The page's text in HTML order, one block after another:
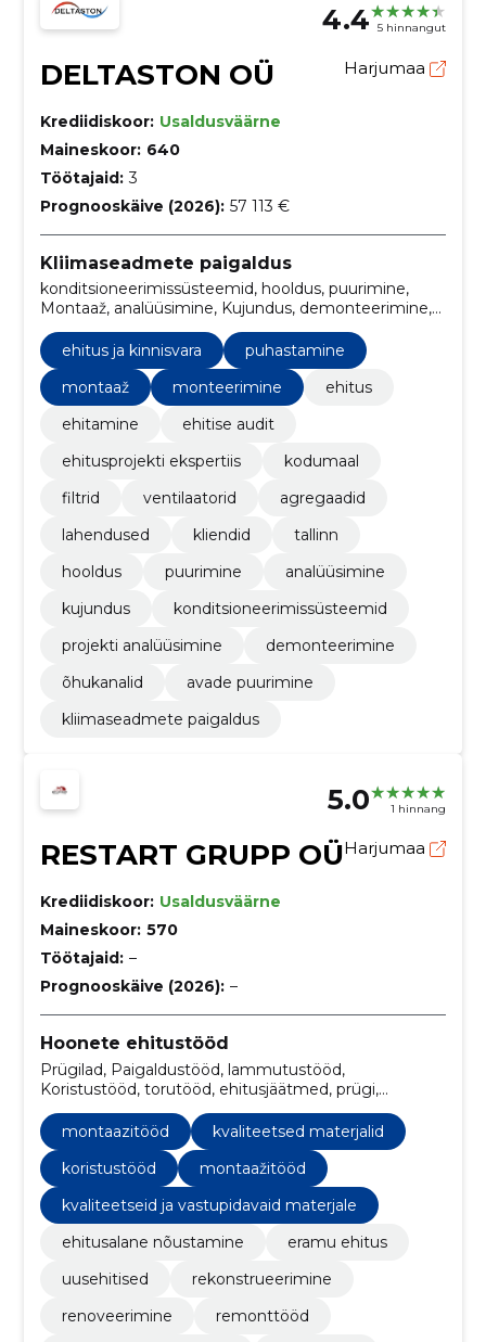
4.4 5 hinnangut
DELTASTON OÜ Harjumaa
Krediidiskoor: Usaldusväärne
Maineskoor: 640
Töötajaid: 3
Prognooskäive (2026): 57 113 €
Kliimaseadmete paigaldus
konditsioneerimissüsteemid, hooldus, puurimine,
Montaaž, analüüsimine, Kujundus, demonteerimine,
avade puurimine, Õhukanalid, tallinn
ehitus ja kinnisvara
puhastamine
montaaž
monteerimine
ehitus
ehitamine
ehitise audit
ehitusprojekti ekspertiis
kodumaal
filtrid
ventilaatorid
agregaadid
lahendused
kliendid
tallinn
hooldus
puurimine
analüüsimine
kujundus
konditsioneerimissüsteemid
projekti analüüsimine
demonteerimine
õhukanalid
avade puurimine
kliimaseadmete paigaldus
5.0 1 hinnang
RESTART GRUPP OÜHarjumaa
Krediidiskoor: Usaldusväärne
Maineskoor: 570
Töötajaid: –
Prognooskäive (2026): –
Hoonete ehitustööd
Prügilad, Paigaldustööd, lammutustööd,
Koristustööd, torutööd, ehitusjäätmed, prügi,
ladumine, parim tulemus, kvaliteetseid ja
vastupidavaid materjale
montaazitööd
kvaliteetsed materjalid
koristustööd
montaažitööd
kvaliteetseid ja vastupidavaid materjale
ehitusalane nõustamine
eramu ehitus
uusehitised
rekonstrueerimine
renoveerimine
remonttööd